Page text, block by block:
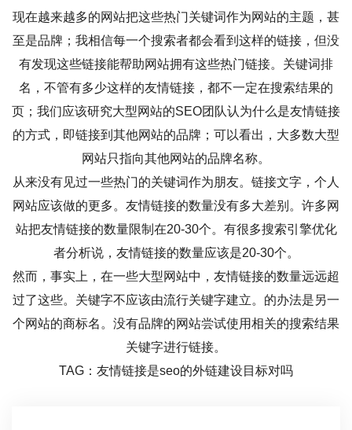
现在越来越多的网站把这些热门关键词作为网站的主题，甚
至是品牌；我相信每一个搜索者都会看到这样的链接，但没
有发现这些链接能帮助网站拥有这些热门链接。关键词排
名，不管有多少这样的友情链接，都不一定在搜索结果的
页；我们应该研究大型网站的SEO团队认为什么是友情链接
的方式，即链接到其他网站的品牌；可以看出，大多数大型
网站只指向其他网站的品牌名称。
从来没有见过一些热门的关键词作为朋友。链接文字，个人
网站应该做的更多。友情链接的数量没有多大差别。许多网
站把友情链接的数量限制在20-30个。有很多搜索引擎优化
者分析说，友情链接的数量应该是20-30个。
然而，事实上，在一些大型网站中，友情链接的数量远远超
过了这些。关键字不应该由流行关键字建立。的办法是另一
个网站的商标名。没有品牌的网站尝试使用相关的搜索结果
关键字进行链接。
TAG：友情链接是seo的外链建设目标对吗